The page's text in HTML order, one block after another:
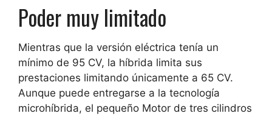
Poder muy limitado
Mientras que la versión eléctrica tenía un
mínimo de 95 CV, la híbrida limita sus
prestaciones limitando únicamente a 65 CV.
Aunque puede entregarse a la tecnología
microhíbrida, el pequeño Motor de tres cilindros